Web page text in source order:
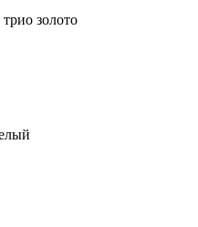
золото